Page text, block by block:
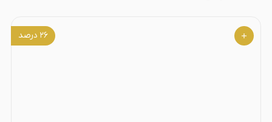
۲۶ درصد